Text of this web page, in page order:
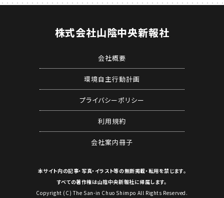
株式会社山陰中央新報社
会社概要
環境自主行動計画
プライバシーポリシー
利用規約
会社案内冊子
本サイト内の記事・写真・イラスト等の無断掲載・転用を禁じます。
すべての著作権は山陰中央新報社に帰属します。
Copyright (C) The San-in Chuo Shimpo All Rights Reserved.